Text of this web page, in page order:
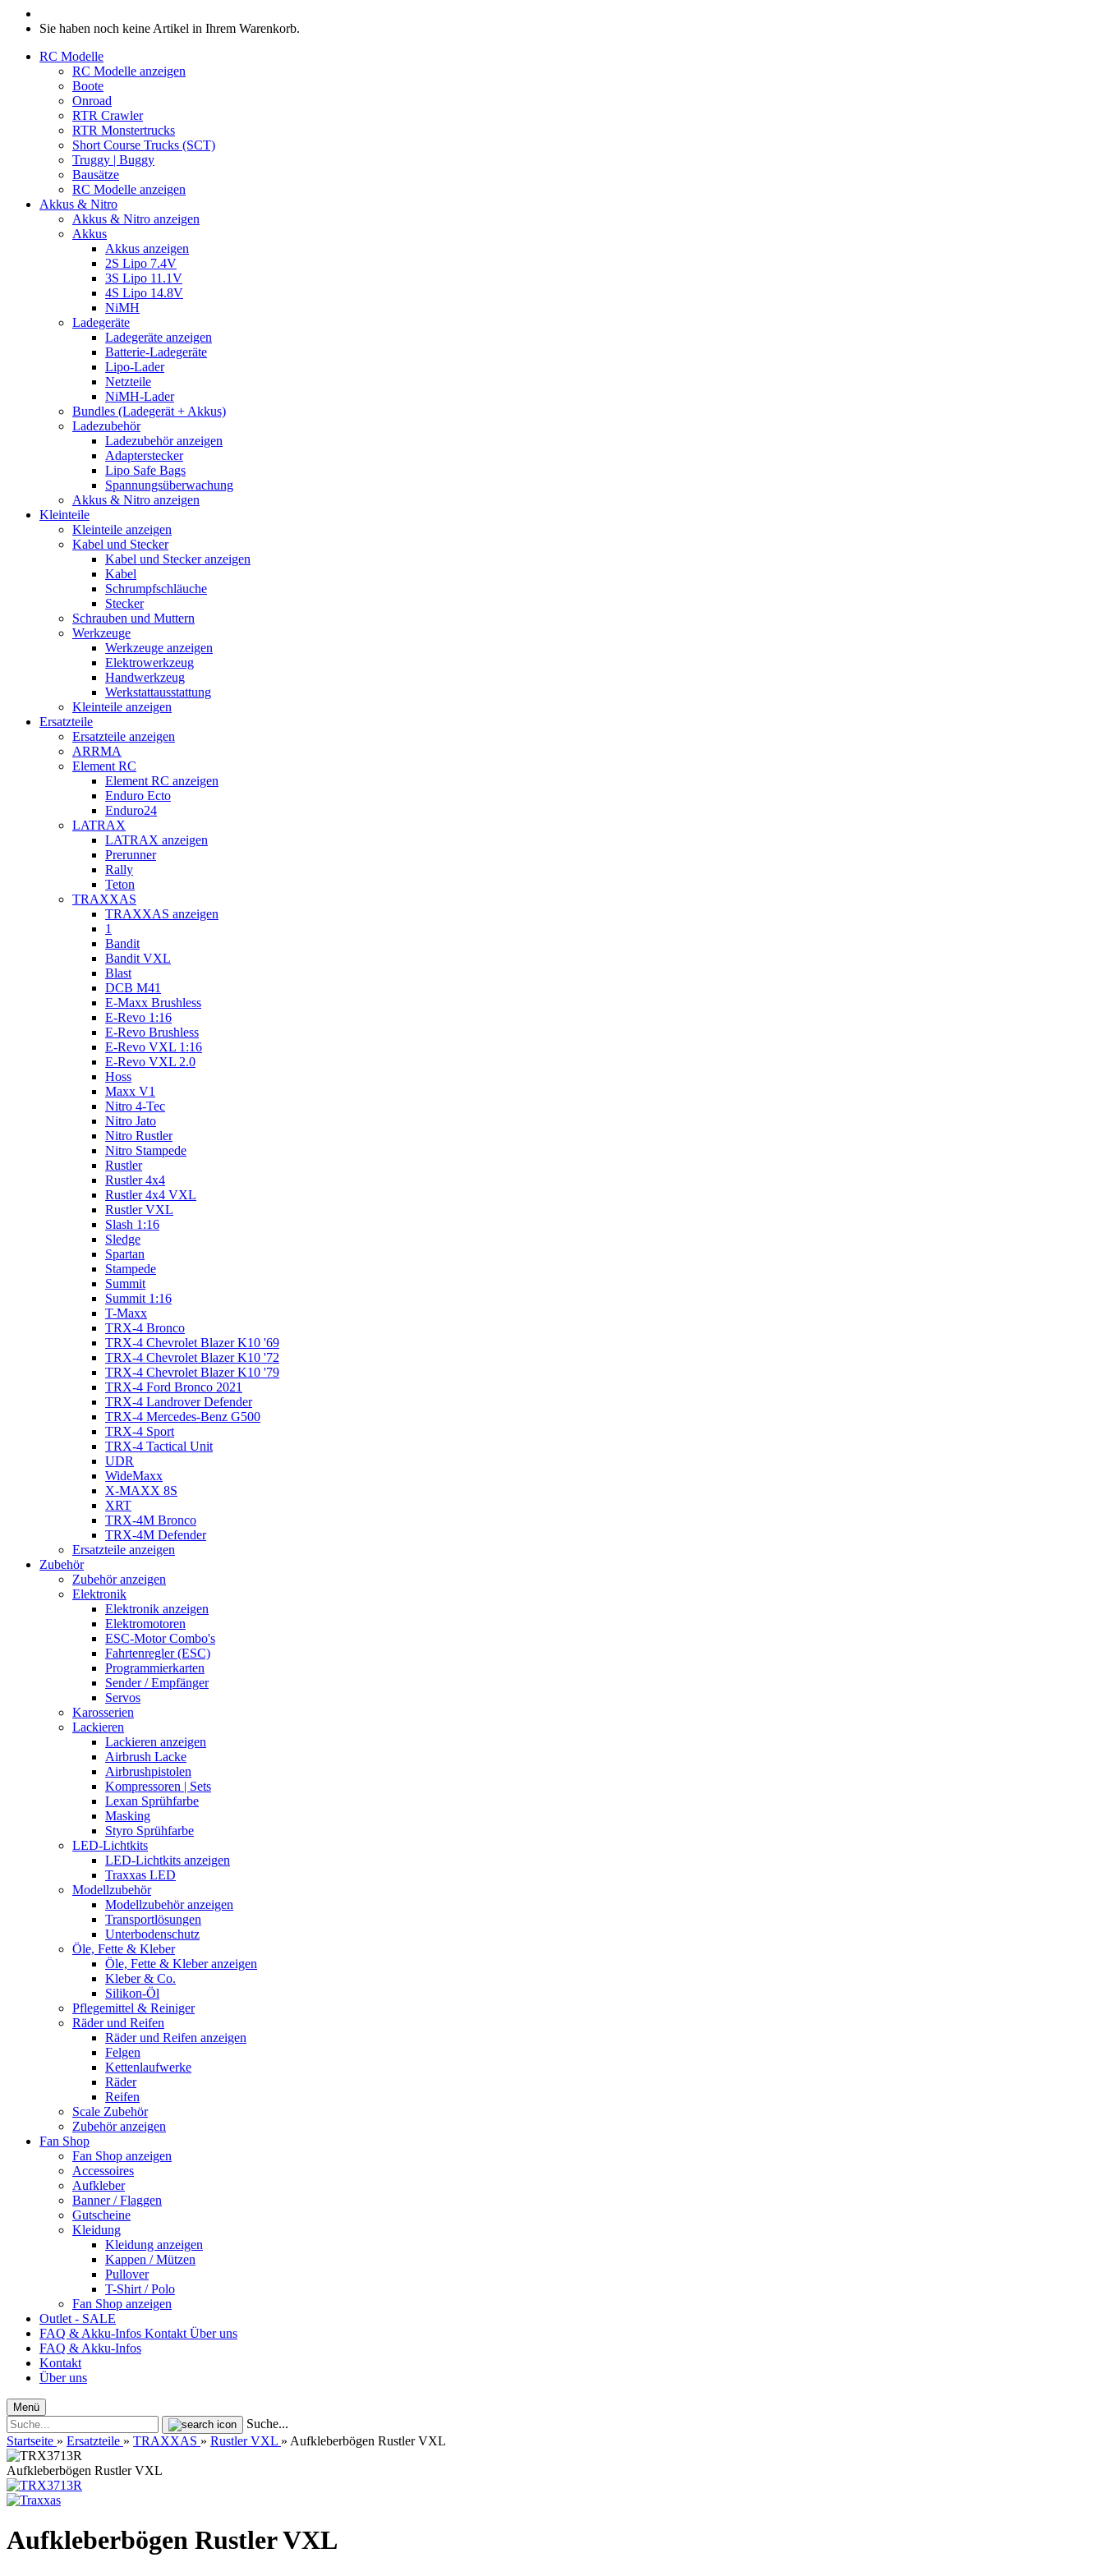
Sie haben noch keine Artikel in Ihrem Warenkorb.
RC Modelle
RC Modelle anzeigen
Boote
Onroad
RTR Crawler
RTR Monstertrucks
Short Course Trucks (SCT)
Truggy | Buggy
Bausätze
RC Modelle anzeigen
Akkus & Nitro
Akkus & Nitro anzeigen
Akkus
Akkus anzeigen
2S Lipo 7.4V
3S Lipo 11.1V
4S Lipo 14.8V
NiMH
Ladegeräte
Ladegeräte anzeigen
Batterie-Ladegeräte
Lipo-Lader
Netzteile
NiMH-Lader
Bundles (Ladegerät + Akkus)
Ladezubehör
Ladezubehör anzeigen
Adapterstecker
Lipo Safe Bags
Spannungsüberwachung
Akkus & Nitro anzeigen
Kleinteile
Kleinteile anzeigen
Kabel und Stecker
Kabel und Stecker anzeigen
Kabel
Schrumpfschläuche
Stecker
Schrauben und Muttern
Werkzeuge
Werkzeuge anzeigen
Elektrowerkzeug
Handwerkzeug
Werkstattausstattung
Kleinteile anzeigen
Ersatzteile
Ersatzteile anzeigen
ARRMA
Element RC
Element RC anzeigen
Enduro Ecto
Enduro24
LATRAX
LATRAX anzeigen
Prerunner
Rally
Teton
TRAXXAS
TRAXXAS anzeigen
1
Bandit
Bandit VXL
Blast
DCB M41
E-Maxx Brushless
E-Revo 1:16
E-Revo Brushless
E-Revo VXL 1:16
E-Revo VXL 2.0
Hoss
Maxx V1
Nitro 4-Tec
Nitro Jato
Nitro Rustler
Nitro Stampede
Rustler
Rustler 4x4
Rustler 4x4 VXL
Rustler VXL
Slash 1:16
Sledge
Spartan
Stampede
Summit
Summit 1:16
T-Maxx
TRX-4 Bronco
TRX-4 Chevrolet Blazer K10 '69
TRX-4 Chevrolet Blazer K10 '72
TRX-4 Chevrolet Blazer K10 '79
TRX-4 Ford Bronco 2021
TRX-4 Landrover Defender
TRX-4 Mercedes-Benz G500
TRX-4 Sport
TRX-4 Tactical Unit
UDR
WideMaxx
X-MAXX 8S
XRT
TRX-4M Bronco
TRX-4M Defender
Ersatzteile anzeigen
Zubehör
Zubehör anzeigen
Elektronik
Elektronik anzeigen
Elektromotoren
ESC-Motor Combo's
Fahrtenregler (ESC)
Programmierkarten
Sender / Empfänger
Servos
Karosserien
Lackieren
Lackieren anzeigen
Airbrush Lacke
Airbrushpistolen
Kompressoren | Sets
Lexan Sprühfarbe
Masking
Styro Sprühfarbe
LED-Lichtkits
LED-Lichtkits anzeigen
Traxxas LED
Modellzubehör
Modellzubehör anzeigen
Transportlösungen
Unterbodenschutz
Öle, Fette & Kleber
Öle, Fette & Kleber anzeigen
Kleber & Co.
Silikon-Öl
Pflegemittel & Reiniger
Räder und Reifen
Räder und Reifen anzeigen
Felgen
Kettenlaufwerke
Räder
Reifen
Scale Zubehör
Zubehör anzeigen
Fan Shop
Fan Shop anzeigen
Accessoires
Aufkleber
Banner / Flaggen
Gutscheine
Kleidung
Kleidung anzeigen
Kappen / Mützen
Pullover
T-Shirt / Polo
Fan Shop anzeigen
Outlet - SALE
FAQ & Akku-Infos Kontakt Über uns
FAQ & Akku-Infos
Kontakt
Über uns
Menü
Suche...
Startseite » Ersatzteile » TRAXXAS » Rustler VXL » Aufkleberbögen Rustler VXL
Aufkleberbögen Rustler VXL
Aufkleberbögen Rustler VXL